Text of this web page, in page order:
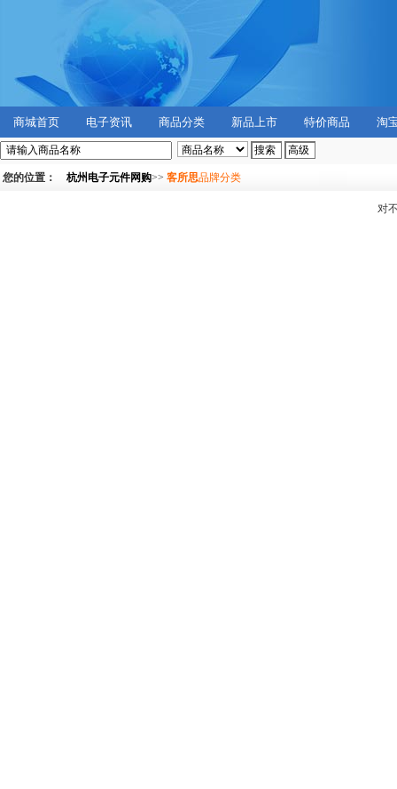
商城首页 电子资讯 商品分类 新品上市 特价商品 淘
您的位置： 杭州电子元件网购>> 客所思品牌分类
对